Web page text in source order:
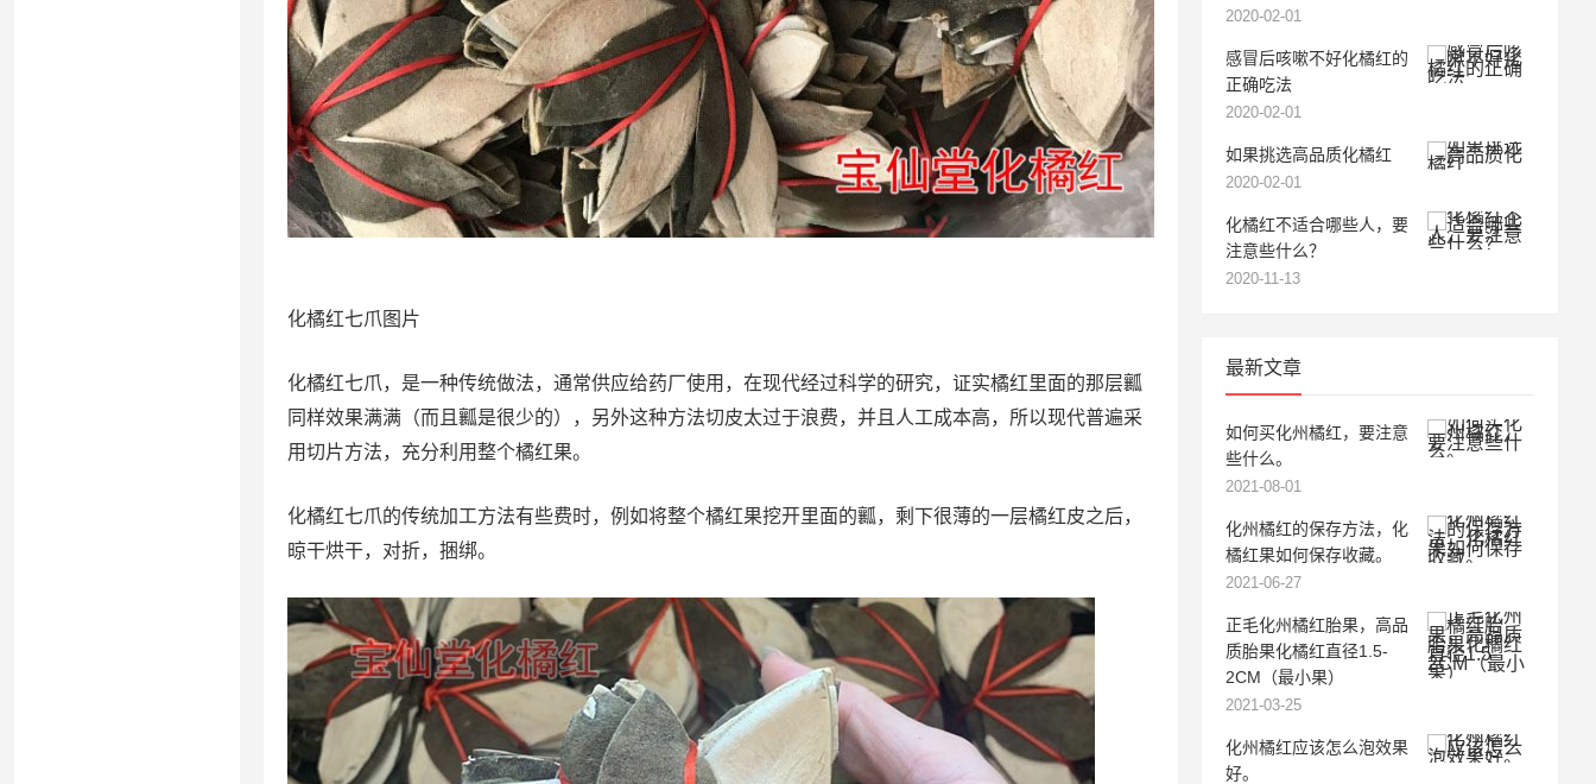
化橘红七爪图片
化橘红七爪，是一种传统做法，通常供应给药厂使用，在现代经过科学的研究，证实橘红里面的那层瓤
同样效果满满（而且瓤是很少的），另外这种方法切皮太过于浪费，并且人工成本高，所以现代普遍采
用切片方法，充分利用整个橘红果。
化橘红七爪的传统加工方法有些费时，例如将整个橘红果挖开里面的瓤，剩下很薄的一层橘红皮之后，
晾干烘干，对折，捆绑。
2020-02-01
感冒后咳嗽不好化橘红的
正确吃法
2020-02-01
如果挑选高品质化橘红
2020-02-01
化橘红不适合哪些人，要
注意些什么？
2020-11-13
最新文章
如何买化州橘红，要注意
些什么。
2021-08-01
化州橘红的保存方法，化
橘红果如何保存收藏。
2021-06-27
正毛化州橘红胎果，高品
质胎果化橘红直径1.5-
2CM（最小果）
2021-03-25
化州橘红应该怎么泡效果
好。